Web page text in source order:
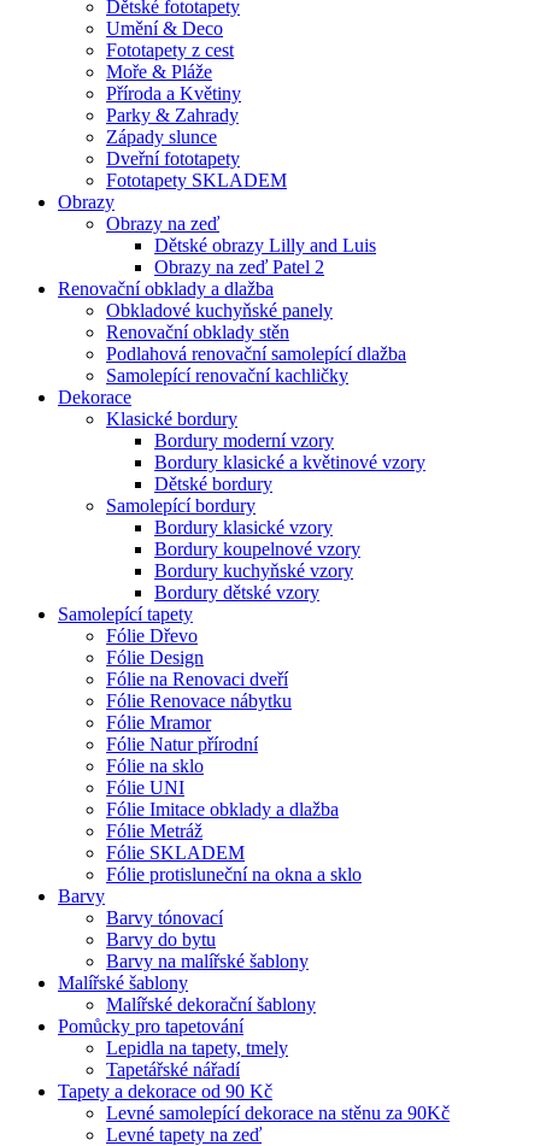
Dětské fototapety
Umění & Deco
Fototapety z cest
Moře & Pláže
Příroda a Květiny
Parky & Zahrady
Západy slunce
Dveřní fototapety
Fototapety SKLADEM
Obrazy
Obrazy na zeď
Dětské obrazy Lilly and Luis
Obrazy na zeď Patel 2
Renovační obklady a dlažba
Obkladové kuchyňské panely
Renovační obklady stěn
Podlahová renovační samolepící dlažba
Samolepící renovační kachličky
Dekorace
Klasické bordury
Bordury moderní vzory
Bordury klasické a květinové vzory
Dětské bordury
Samolepící bordury
Bordury klasické vzory
Bordury koupelnové vzory
Bordury kuchyňské vzory
Bordury dětské vzory
Samolepící tapety
Fólie Dřevo
Fólie Design
Fólie na Renovaci dveří
Fólie Renovace nábytku
Fólie Mramor
Fólie Natur přírodní
Fólie na sklo
Fólie UNI
Fólie Imitace obklady a dlažba
Fólie Metráž
Fólie SKLADEM
Fólie protisluneční na okna a sklo
Barvy
Barvy tónovací
Barvy do bytu
Barvy na malířské šablony
Malířské šablony
Malířské dekorační šablony
Pomůcky pro tapetování
Lepidla na tapety, tmely
Tapetářské nářadí
Tapety a dekorace od 90 Kč
Levné samolepící dekorace na stěnu za 90Kč
Levné tapety na zeď